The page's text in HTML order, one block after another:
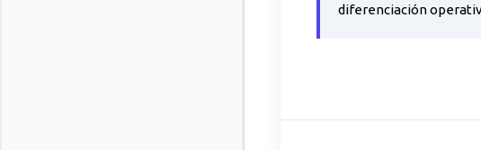
diferenciación